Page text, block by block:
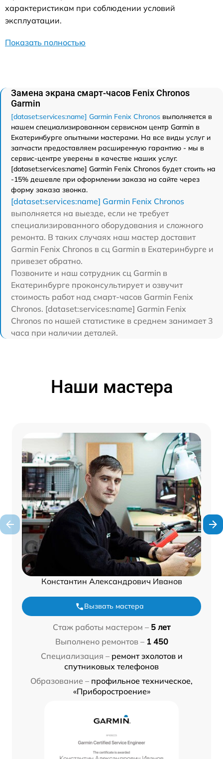
характеристикам при соблюдении условий
эксплуатации.
Показать полностью
Замена экрана смарт-часов Fenix Chronos
Garmin
[dataset:services:name] Garmin Fenix Chronos выполняется в
нашем специализированном сервисном центр Garmin в
Екатеринбурге опытными мастерами. На все виды услуг и
запчасти предоставляем расширенную гарантию - мы в
сервис-центре уверены в качестве наших услуг.
[dataset:services:name] Garmin Fenix Chronos будет стоить на
-15% дешевле при оформлении заказа на сайте через
форму заказа звонка.
[dataset:services:name] Garmin Fenix Chronos
выполняется на выезде, если не требует
специализированного оборудования и сложного
ремонта. В таких случаях наш мастер доставит
Garmin Fenix Chronos в сц Garmin в Екатеринбурге и
привезет обратно.
Позвоните и наш сотрудник сц Garmin в
Екатеринбурге проконсультирует и озвучит
стоимость работ над смарт-часов Garmin Fenix
Chronos. [dataset:services:name] Garmin Fenix
Chronos по нашей статистике в среднем занимает 3
часа при наличии деталей.
Наши мастера
Константин Александрович Иванов
Вызвать мастера
Стаж работы мастером – 5 лет
Выполнено ремонтов – 1 450
Специализация – ремонт эхолотов и
спутниковых телефонов
Образование – профильное техническое,
«Приборостроение»